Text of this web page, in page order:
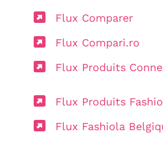
Flux Comparer
Flux Compari.ro
Flux Produits
Flux Produits
Flux Fashiola